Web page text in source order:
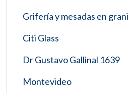
Grifería y mesadas en grani
Citi Glass
Dr Gustavo Gallinal 1639
Montevideo